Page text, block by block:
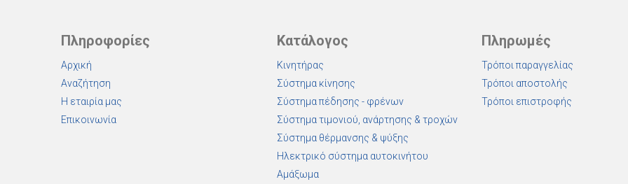
Πληροφορίες
Αρχική
Αναζήτηση
Η εταιρία μας
Επικοινωνία
Κατάλογος
Κινητήρας
Σύστημα κίνησης
Σύστημα πέδησης - φρένων
Σύστημα τιμονιού, ανάρτησης & τροχών
Σύστημα θέρμανσης & ψύξης
Ηλεκτρικό σύστημα αυτοκινήτου
Αμάξωμα
Πληρωμές
Τρόποι παραγγελίας
Τρόποι αποστολής
Τρόποι επιστροφής